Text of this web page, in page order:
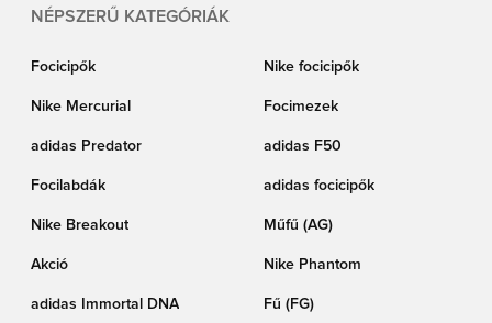
pontosabbá tedd a játékodat, és vásárold meg új adidas Predator Pro
NÉPSZERŰ KATEGÓRIÁK
Focicipők Nike focicipők
Nike Mercurial Focimezek
adidas Predator adidas F50
Focilabdák adidas focicipők
Nike Breakout Műfű (AG)
Akció Nike Phantom
adidas Immortal DNA Fű (FG)